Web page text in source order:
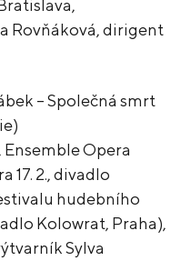
Rovňáková, dirigent
– Společná smrt
Opera
17. 2., divadlo
hudebního
Kolowrat, Praha),
Sylva